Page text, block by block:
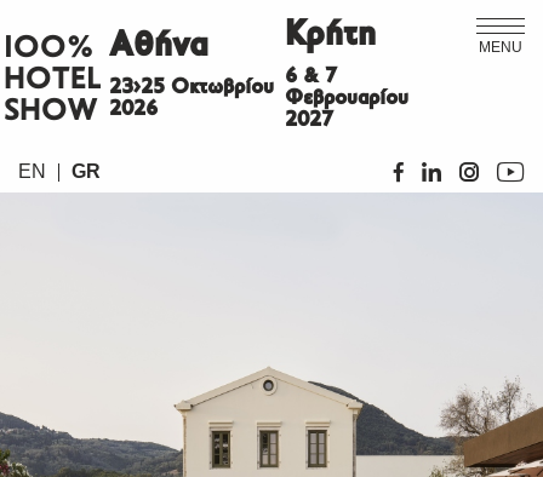
MENU
ΙΟΟ%
HOTEL
SHOW
Αθήνα
23>25 Οκτωβρίου
2026
Κρήτη
6 & 7
Φεβρουαρίου
2027
EN GR